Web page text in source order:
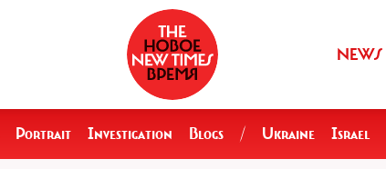
NEWS
Portrait Investigation Blogs / Ukraine Israel